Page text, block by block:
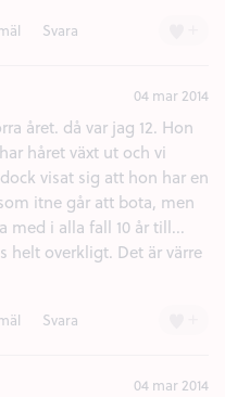
Svara
04 mar 2014
året. då var jag 12. Hon
håret växt ut och vi
visat sig att hon har en
itne går att bota, men
med i alla fall 10 år till...
helt overkligt. Det är värre
Svara
04 mar 2014